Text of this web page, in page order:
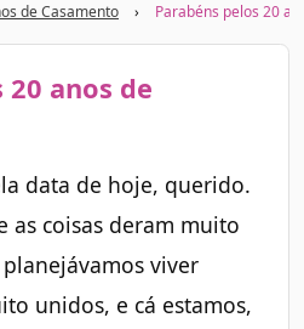
de Casamento › Parabéns pelos 20
20 anos de
data de hoje, querido.
as coisas deram muito
viver
unidos, e cá estamos,